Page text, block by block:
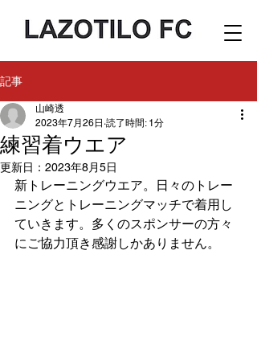
記事
練習着ウエア
山崎透
2023年7月26日 読了時間: 1分
更新日： 2023年8月5日
新トレーニングウエア。日々のトレー
ニングとトレーニングマッチで着用し
ていきます。多くのスポンサーの方々
にご協力頂き感謝しかありません。